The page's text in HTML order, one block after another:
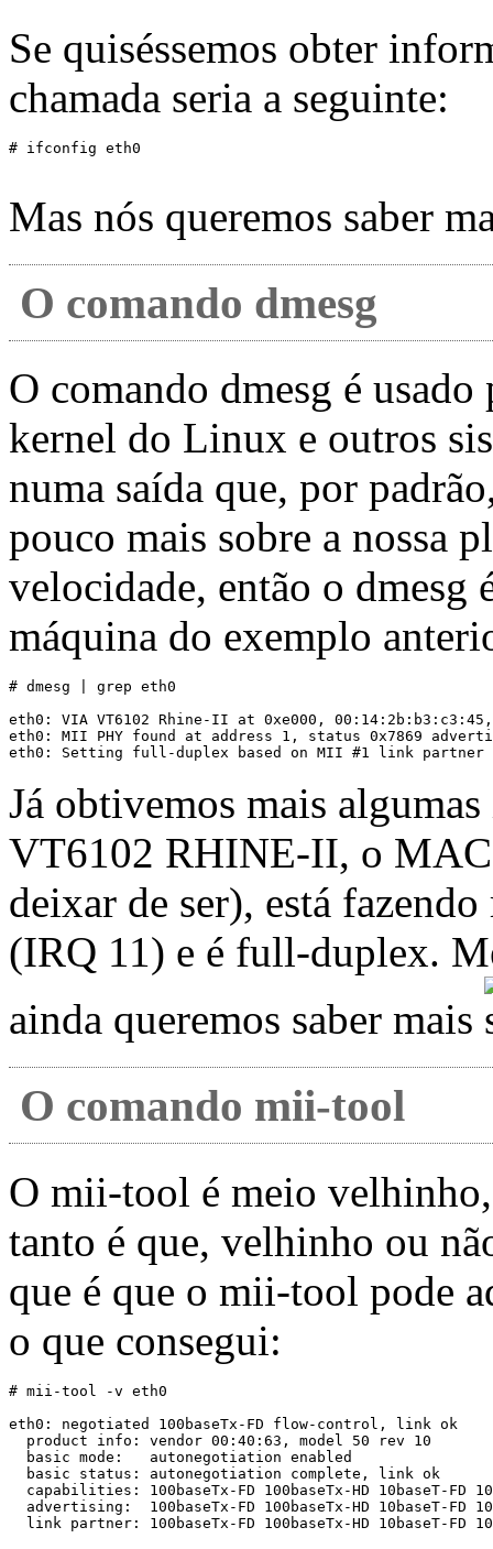
Se quiséssemos obter
chamada seria a seguinte:
Mas nós queremos saber
O comando dmesg
O comando dmesg é usado
kernel do Linux e outros
numa saída que, por
pouco mais sobre a nossa
velocidade, então o dmesg
máquina do exemplo
# dmesg | grep eth0
eth0: VIA VT6102 Rhine-II at 0xe000,
eth0: MII PHY found at address 1, status 0x7869
Já obtivemos mais
VT6102 RHINE-II, o MAC
deixar de ser), está
(IRQ 11) e é full-duplex.
ainda queremos saber mais
O comando mii-tool
O mii-tool é meio
tanto é que, velhinho ou
que é que o mii-tool pode
o que consegui:
# mii-tool -v eth0
eth0: negotiated 100baseTx-FD flow-control, link ok
  product info: vendor 00:40:63, model 50 rev 10
  basic mode:   autonegotiation enabled
  basic status: autonegotiation complete, link ok
capabilities: 100baseTx-FD 100baseTx-HD 10baseT-FD
advertising:  100baseTx-FD 100baseTx-HD 10baseT-FD